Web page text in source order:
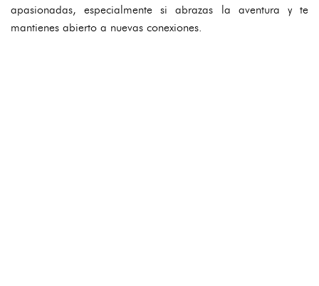
apasionadas, especialmente si abrazas la aventura y te
mantienes abierto a nuevas conexiones.